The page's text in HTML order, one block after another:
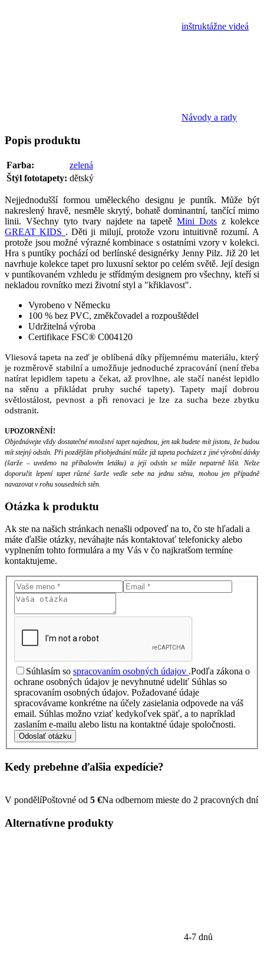
inštruktážne videá
Návody a rady
Popis produktu
Farba:
zelená
Štýl fototapety: dětský
Nejjednodušší formou uměleckého designu je puntík. Může být
nakreslený hravě, nesměle skrytý, bohatě dominantní, tančící mimo
linii. Všechny tyto tvary najdete na tapetěMini Dots z kolekce
GREAT KIDS . Děti ji milují, protože vzoru intuitivně rozumí. A
protože jsou možné výrazné kombinace s ostatními vzory v kolekci.
Hra s puntíky pochází od berlínské designérky Jenny Pilz. Již 20 let
navrhuje kolekce tapet pro luxusní sektor po celém světě. Její design
v puntíkovaném vzhledu je střídmým designem pro všechny, kteří si
nekladou rovnítko mezi životní styl a "křiklavost".
Vyrobeno v Německu
100 % bez PVC, změkčovadel a rozpouštědel
Udržitelná výroba
Certifikace FSC® C004120
Vliesová tapeta na zeď je oblíbená díky příjemnému materiálu, který
je rozměrově stabilní a umožňuje jednoduché zpracování (není třeba
natírat lepidlem tapetu a čekat, až provlhne, ale stačí nanést lepidlo
na stěnu a přikládat pruhy suché tapety). Tapety mají dobrou
světlostálost, pevnost a při renovaci je lze za sucha beze zbytku
odstranit.
UPOZORNĚNÍ!
Objednávejte vždy dostatečné množství tapet najednou, jen tak budete mít jistotu, že budou
mít stejný odstín. Při pozdějším přiobjednání může již tapeta pocházet z jiné výrobní dávky
(šarže – uvedeno na příbalovém letáku) a její odstín se může nepatrně lišit. Nelze
doporučit lepení tapet různé šarže vedle sebe na jednu stěnu, mohou jen případně
navazovat v rohu sousedních stěn.
Otázka k produktu
Ak ste na našich stránkach nenašli odpoveď na to, čo ste hľadali a
máte ďalšie otázky, neváhajte nás kontaktovať telefonicky alebo
vyplnením tohto formulára a my Vás v čo najkratšom termíne
kontaktujeme.
Súhlasím so spracovaním osobných údajov .Podľa zákona o
ochrane osobných údajov je nevyhnutné udeliť Súhlas so
spracovaním osobných údajov. Požadované údaje
spracovávame konkrétne na účely zasielania odpovede na váš
email. Súhlas možno vziať kedykoľvek späť, a to napríklad
zaslaním e-mailu alebo listu na kontaktné údaje spoločnosti.
Odoslať otázku
Kedy prebehne ďalšia expedície?
V pondělíPoštovné od 5 €Na odbernom mieste do 2 pracovných dní
Alternatívne produkty
4-7 dnů